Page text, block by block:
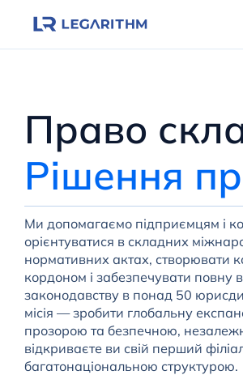
Право
Рішення
Ми допомагаємо підприємцям і
орієнтуватися в складних
нормативних актах, створювати
кордоном і забезпечувати повну
законодавству в понад 50
місія — зробити глобальну
прозорою та безпечною,
відкриваєте ви свій перший
багатонаціональною структурою.